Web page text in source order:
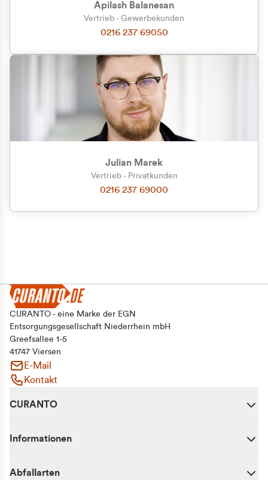
Zu welcher Kundengruppe
gehören Sie?
Privatkunde (inkl. MwSt.)
Geschäftskunde (exkl. MwSt.)
Apilash Balanesan
Vertrieb - Gewerbekunden
0216 237 69050
Julian Marek
Vertrieb - Privatkunden
0216 237 69000
CURANTO - eine Marke der EGN
Entsorgungsgesellschaft Niederrhein mbH
Greefsallee 1-5
41747 Viersen
E-Mail
Kontakt
CURANTO
Informationen
Abfallarten